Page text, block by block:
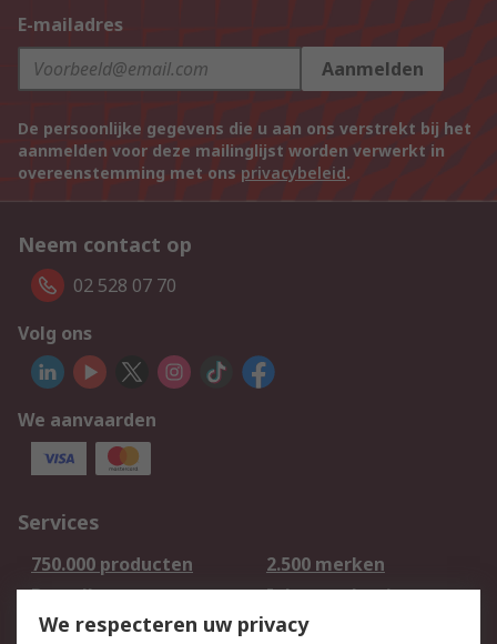
E-mailadres
Aanmelden
De persoonlijke gegevens die u aan ons verstrekt bij het
aanmelden voor deze mailinglijst worden verwerkt in
overeenstemming met ons privacybeleid.
Neem contact op
02 528 07 70
Volg ons
We aanvaarden
Services
750.000 producten
2.500 merken
Bestellen
Inkoopoplossingen
Retouren
Technisch advies
We respecteren uw privacy